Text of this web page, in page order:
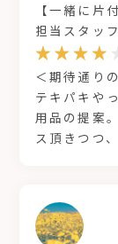
【一緒に片
担当スタッ
＜期待通り
テキパキや
用品の提案
ス頂きつつ